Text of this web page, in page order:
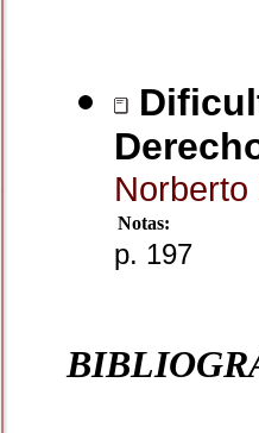
Norberto
Notas:
p. 197